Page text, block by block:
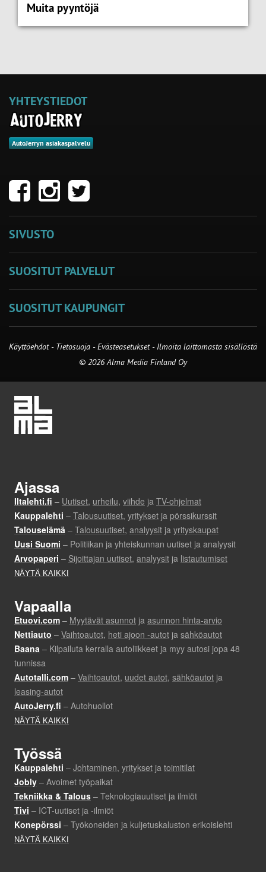
Muita pyyntöjä
YHTEYSTIEDOT
AutoJerryn asiakaspalvelu
SIVUSTO
SUOSITUT PALVELUT
SUOSITUT KAUPUNGIT
Käyttöehdot - Tietosuoja -Evästeasetukset- Ilmoita laittomasta sisällöstä
© 2026 Alma Media Finland Oy